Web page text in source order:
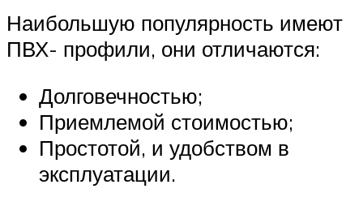
Наибольшую популярность имеют
ПВХ- профили, они отличаются:
Долговечностью;
Приемлемой стоимостью;
Простотой, и удобством в
эксплуатации.